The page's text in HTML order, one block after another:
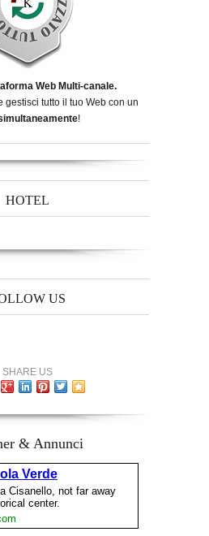
Web Multi-canale.
gestisci tutto il tuo Web con un
!
HOTEL
US
SHARE US
& Annunci